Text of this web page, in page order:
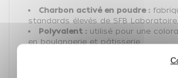
Charbon activé en poudre :
standards élevés de SFB Laboratoire.
Polyvalent :utilisé pour une
en boulangerie et pâtisserie.
se mélange